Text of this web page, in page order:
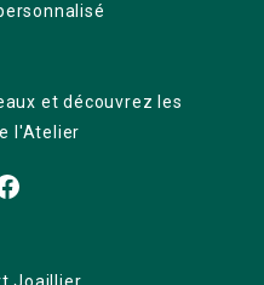
et découvrez les
l'Atelier